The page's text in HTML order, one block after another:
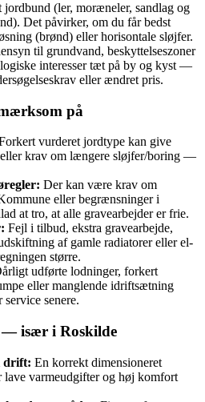
(ler, moræneler, sandlag og
Det påvirker, om du får bedst
(brønd) eller horisontale sløjfer.
til grundvand, beskyttelseszoner
interesser tæt på by og kyst —
eller ændret pris.
på
vurderet jordtype kan give
eller krav om længere sløjfer/boring —
Der kan være krav om
eller begrænsninger i
at tro, at alle gravearbejder er frie.
Fejl i tilbud, ekstra gravearbejde,
af gamle radiatorer eller el-
større.
udførte lodninger, forkert
eller manglende idriftsætning
senere.
— især i Roskilde
drift: En korrekt dimensioneret
lave varmeudgifter og høj komfort